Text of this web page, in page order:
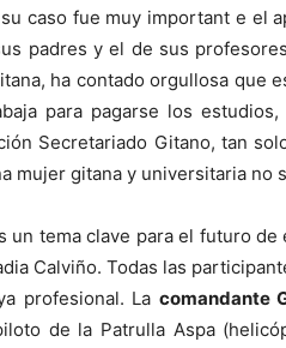
caso fue muy important e el
padres y el de sus
ha contado orgullosa que
para pagarse los
Secretariado Gitano, tan
mujer gitana y universitaria no
un tema clave para el futuro
Calviño. Todas las
profesional. La comandante
de la Patrulla Aspa